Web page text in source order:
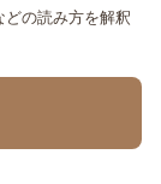
どの読み方を解釈